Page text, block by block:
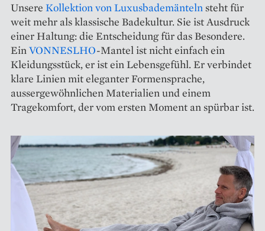
Unsere Kollektion von Luxusbademäntelnsteht für
weit mehr als klassische Badekultur. Sie ist Ausdruck
einer Haltung: die Entscheidung für das Besondere.
EinVONNESLHO-Mantel ist nicht einfach ein
Kleidungsstück, er ist ein Lebensgefühl. Er verbindet
klare Linien mit eleganter Formensprache,
aussergewöhnlichen Materialien und einem
Tragekomfort, der vom ersten Moment an spürbar ist.